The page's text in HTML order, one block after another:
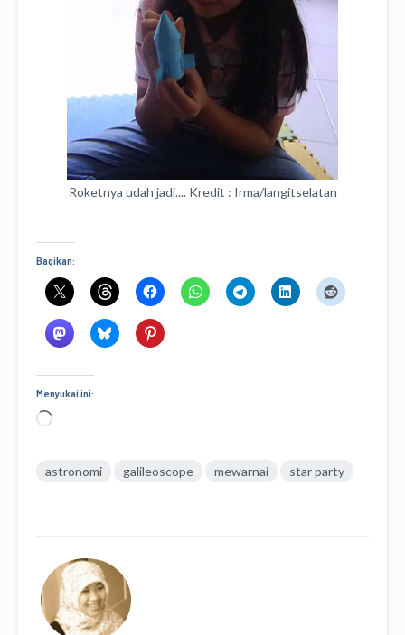
Roketnya udah jadi.... Kredit : Irma/langitselatan
Bagikan:
Menyukai ini:
Memuat...
astronomi galileoscope mewarnai star party